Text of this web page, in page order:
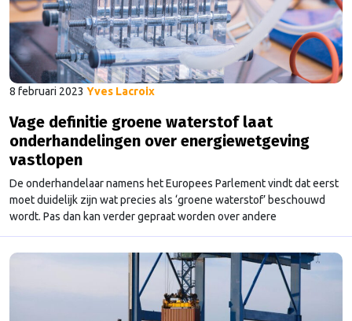
8 februari 2023 Yves Lacroix
Vage definitie groene waterstof laat
onderhandelingen over energiewetgeving
vastlopen
De onderhandelaar namens het Europees Parlement vindt dat eerst
moet duidelijk zijn wat precies als ‘groene waterstof’ beschouwd
wordt. Pas dan kan verder gepraat worden over andere
energiewetgeving.